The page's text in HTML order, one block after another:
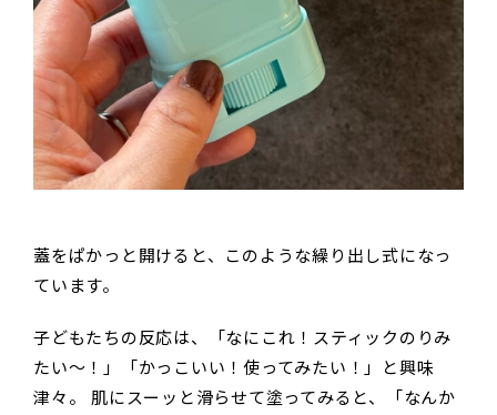
蓋をぱかっと開けると、このような繰り出し式になっ
ています。
子どもたちの反応は、「なにこれ！スティックのりみ
たい〜！」「かっこいい！使ってみたい！」と興味
津々。 肌にスーッと滑らせて塗ってみると、「なんか